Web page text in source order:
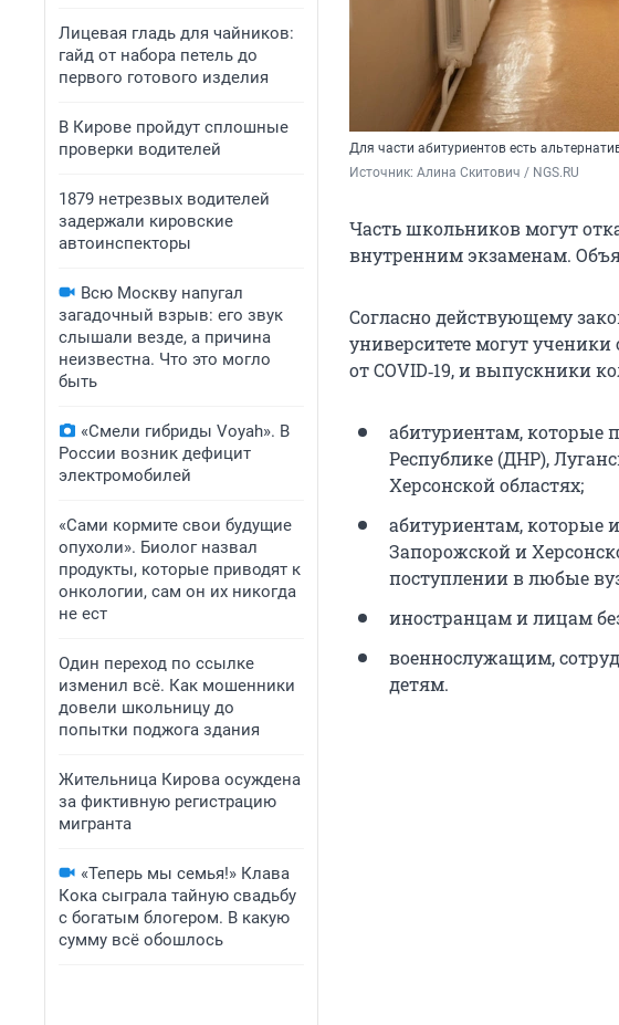
Лицевая гладь для чайников:
гайд от набора петель до
первого готового изделия
В Кирове пройдут сплошные
проверки водителей
1879 нетрезвых водителей
задержали кировские
автоинспекторы
Всю Москву напугал
загадочный взрыв: его звук
слышали везде, а причина
неизвестна. Что это могло
быть
«Смели гибриды Voyah». В
России возник дефицит
электромобилей
«Сами кормите свои будущие
опухоли». Биолог назвал
продукты, которые приводят к
онкологии, сам он их никогда
не ест
Один переход по ссылке
изменил всё. Как мошенники
довели школьницу до
попытки поджога здания
Жительница Кирова осуждена
за фиктивную регистрацию
мигранта
«Теперь мы семья!» Клава
Кока сыграла тайную свадьбу
с богатым блогером. В какую
сумму всё обошлось
Для части абитуриентов есть
Источник: Алина Скитович / NGS.RU
Часть школьников могут
внутренним экзаменам.
Согласно действующему
университете могут
от COVID‑19, и выпускники
абитуриентам, которые
Республике (ДНР),
Херсонской областях;
абитуриентам, которые
Запорожской и
поступлении в любые
иностранцам и лицам
военнослужащим,
детям.